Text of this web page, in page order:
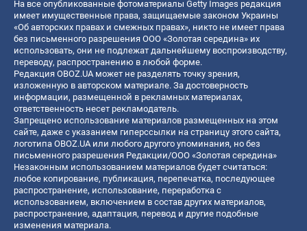
На все опубликованные фотоматериалы Getty Images редакция
имеет имущественные права, защищаемые законом Украины
«Об авторских правах и смежных правах», никто не имеет права
без письменного разрешения ООО «Золотая середина» их
использовать, они не подлежат дальнейшему воспроизводству,
переводу, распространению в любой форме.
Редакция OBOZ.UA может не разделять точку зрения,
изложенную в авторском материале. За достоверность
информации, размещенной в рекламных материалах,
ответственность несет рекламодатель.
Запрещено использование материалов размещенных на этом
сайте, даже с указанием гиперссылки на страницу этого сайта,
логотипа OBOZ.UA или любого другого упоминания, но без
письменного разрешения Редакции/ООО «Золотая середина»
Незаконным использованием материалов будет считаться:
любое копирование, публикация, перепечатка, последующее
распространение, использование, переработка с
использованием, включением в состав других материалов,
распространение, адаптация, перевод и другие подобные
изменения материала.